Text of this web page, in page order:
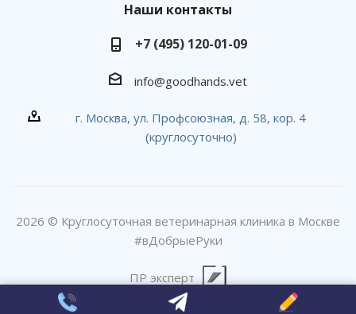
Наши контакты
+7 (495) 120-01-09
info@goodhands.vet
г. Москва, ул. Профсоюзная, д. 58, кор. 4
(круглосуточно)
2026 © Круглосуточная ветеринарная клиника в Москве
#вДобрыеРуки
ПР эксперт